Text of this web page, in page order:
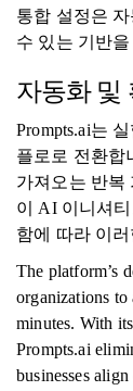
통합 설정은
수 있는 기반
자동화 및
Prompts.ai는
플로로 전환합
가져오는 반복
이 AI 이니셔
함에 따라 이
The platform’s
organizations to
minutes. With
Prompts.ai
businesses